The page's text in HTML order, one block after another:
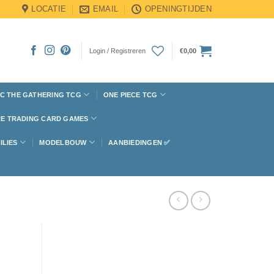
LOCATIE EMAIL OPENINGTIJDEN
Login / Registreren €0,00
THE GATHERING TCG ONE PIECE TCG
TRADING CARD GAMES
MODELBOUW AANBIEDINGEN ✅